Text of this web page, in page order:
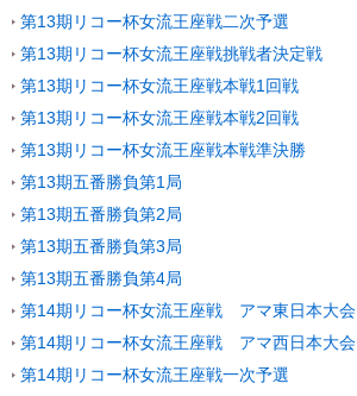
第13期リコー杯女流王座戦二次予選
第13期リコー杯女流王座戦挑戦者決定戦
第13期リコー杯女流王座戦本戦1回戦
第13期リコー杯女流王座戦本戦2回戦
第13期リコー杯女流王座戦本戦準決勝
第13期五番勝負第1局
第13期五番勝負第2局
第13期五番勝負第3局
第13期五番勝負第4局
第14期リコー杯女流王座戦 アマ東日本大会
第14期リコー杯女流王座戦 アマ西日本大会
第14期リコー杯女流王座戦一次予選